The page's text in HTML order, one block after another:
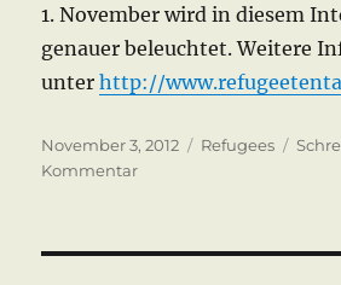
1. November wird in diesem
genauer beleuchtet. Weitere
unterhttp://
Veröffentlicht
am
November 3, 2012 Kategorien
Refugees
Kommentarzu